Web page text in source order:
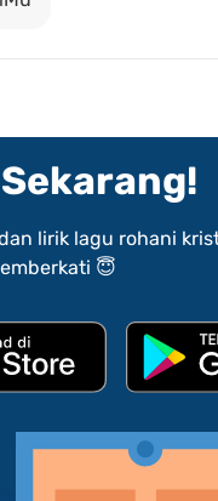
lirik lagu rohani
😇